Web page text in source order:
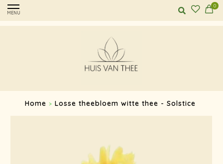
MENU
0
Home > Losse theebloem witte thee - Solstice